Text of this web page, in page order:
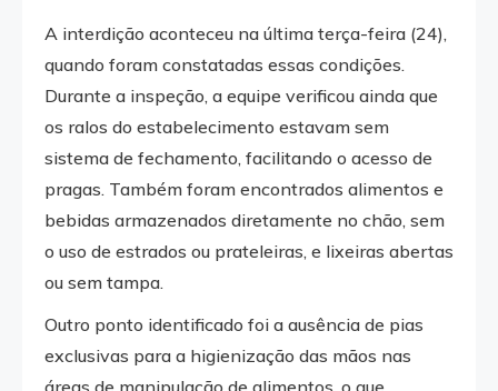
A interdição aconteceu na última terça-feira (24),
quando foram constatadas essas condições.
Durante a inspeção, a equipe verificou ainda que
os ralos do estabelecimento estavam sem
sistema de fechamento, facilitando o acesso de
pragas. Também foram encontrados alimentos e
bebidas armazenados diretamente no chão, sem
o uso de estrados ou prateleiras, e lixeiras abertas
ou sem tampa.
Outro ponto identificado foi a ausência de pias
exclusivas para a higienização das mãos nas
áreas de manipulação de alimentos, o que